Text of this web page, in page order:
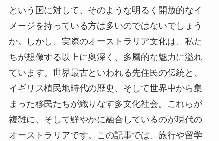
という国に対して、そのような明るく開放的なイ
メージを持っている方は多いのではないでしょう
か。しかし、実際のオーストラリア文化は、私た
ちが想像する以上に奥深く、多層的な魅力に溢れ
ています。世界最古といわれる先住民の伝統と、
イギリス植民地時代の歴史、そして世界中から集
まった移民たちが織りなす多文化社会。これらが
複雑に、そして鮮やかに融合しているのが現代の
オーストラリアです。この記事では、旅行や留学